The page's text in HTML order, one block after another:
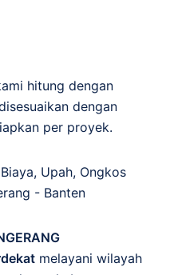
hitung dengan
dengan
per proyek.
Biaya, Upah, Ongkos
- Banten
melayani wilayah